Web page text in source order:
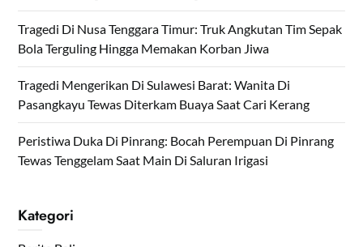
Tragedi Di Nusa Tenggara Timur: Truk Angkutan Tim Sepak
Bola Terguling Hingga Memakan Korban Jiwa
Tragedi Mengerikan Di Sulawesi Barat: Wanita Di
Pasangkayu Tewas Diterkam Buaya Saat Cari Kerang
Peristiwa Duka Di Pinrang: Bocah Perempuan Di Pinrang
Tewas Tenggelam Saat Main Di Saluran Irigasi
Kategori